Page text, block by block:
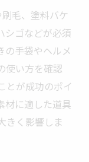
生と塗装方
チェックポイ
ツ
するための選
毛、塗料バケ
シゴなどが必須
の手袋やヘルメ
使い方を確認
とが成功のポイ
材に適した道具
きく影響しま